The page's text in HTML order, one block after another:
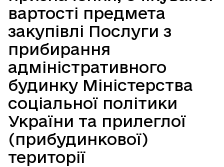
вартості предмета
закупівлі Послуги з
прибирання
адміністративного
будинку Міністерства
соціальної політики
України та прилеглої
(прибудинкової)
території